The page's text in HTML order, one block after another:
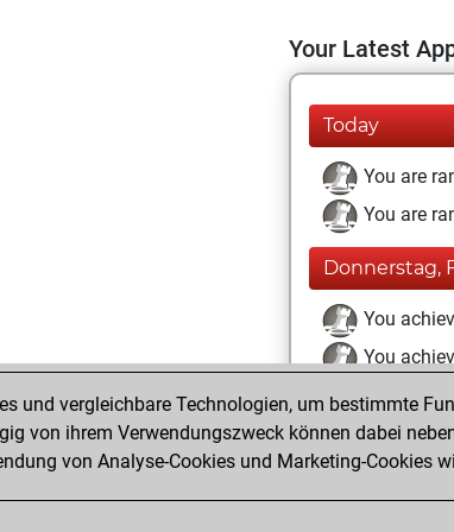
Your Latest
Today
You are
You are
Donnerstag,
You
You
Mittwoch,
You
und vergleichbare Technologien, um bestimmte
von ihrem Verwendungszweck können dabei
von Analyse-Cookies und Marketing-Cookies